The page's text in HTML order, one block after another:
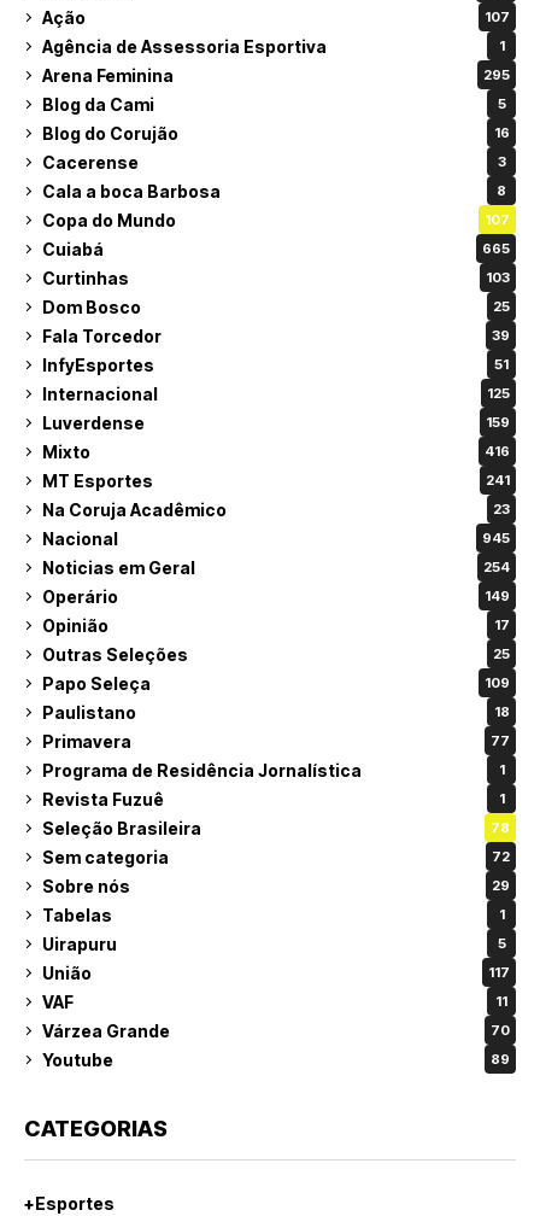
Ação 107
Agência de Assessoria Esportiva 1
Arena Feminina 295
Blog da Cami 5
Blog do Corujão 16
Cacerense 3
Cala a boca Barbosa 8
Copa do Mundo 107
Cuiabá 665
Curtinhas 103
Dom Bosco 25
Fala Torcedor 39
InfyEsportes 51
Internacional 125
Luverdense 159
Mixto 416
MT Esportes 241
Na Coruja Acadêmico 23
Nacional 945
Noticias em Geral 254
Operário 149
Opinião 17
Outras Seleções 25
Papo Seleça 109
Paulistano 18
Primavera 77
Programa de Residência Jornalística 1
Revista Fuzuê 1
Seleção Brasileira 78
Sem categoria 72
Sobre nós 29
Tabelas 1
Uirapuru 5
União 117
VAF 11
Várzea Grande 70
Youtube 89
CATEGORIAS
+Esportes